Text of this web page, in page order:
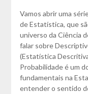
Vamos abrir uma
de Estatística, que
universo da Ciência
falar sobre
(Estatística
Probabilidade é um
fundamentais na
entender o sentido